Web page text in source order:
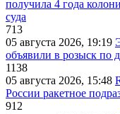
получила 4 года
суда
713
05 августа 2026, 19:19
объявили в розыск по
1138
05 августа 2026, 15:48
России ракетное
912